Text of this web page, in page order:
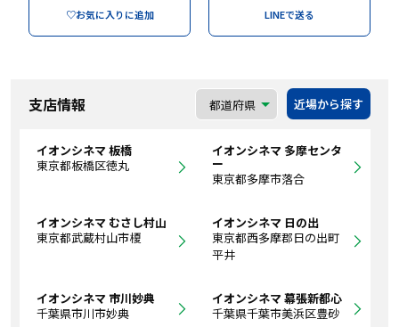
♡お気に入りに追加 LINEで送る
支店情報 近場から探す
イオンシネマ 板橋
東京都板橋区徳丸
イオンシネマ 多摩センタ
ー
東京都多摩市落合
イオンシネマ むさし村山
東京都武蔵村山市榎
イオンシネマ 日の出
東京都西多摩郡日の出町
平井
イオンシネマ 市川妙典
千葉県市川市妙典
イオンシネマ 幕張新都心
千葉県千葉市美浜区豊砂